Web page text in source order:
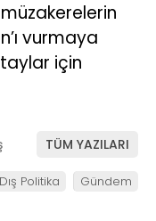
vurmaya
için
TÜM YAZILARI
Dış Politika Gündem